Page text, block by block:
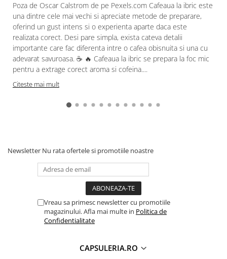
Poza de Oscar Calstrom de pe Pexels.com Cafeaua la ibric este
una dintre cele mai vechi si apreciate metode de preparare,
oferind un gust intens si o experienta aparte daca este
realizata corect. Desi pare simpla, exista cateva detalii
importante care fac diferenta intre o cafea obisnuita si una cu
adevarat savuroasa. ☕ 🔥 Cafeaua la ibric se prepara la foc mic
pentru a extrage corect aroma si cofeina....
Citeste mai mult
Newsletter Nu rata ofertele si promotiile noastre
Vreau sa primesc newsletter cu promotiile
magazinului. Afla mai multe in Politica de
Confidentialitate
CAPSULERIA.RO